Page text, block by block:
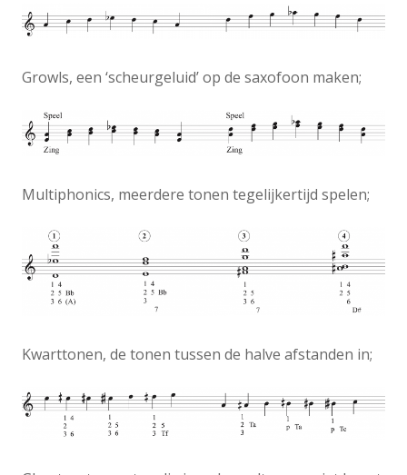
Growls, een ‘scheurgeluid’ op de saxofoon maken;
Multiphonics, meerdere tonen tegelijkertijd spelen;
Kwarttonen, de tonen tussen de halve afstanden in;